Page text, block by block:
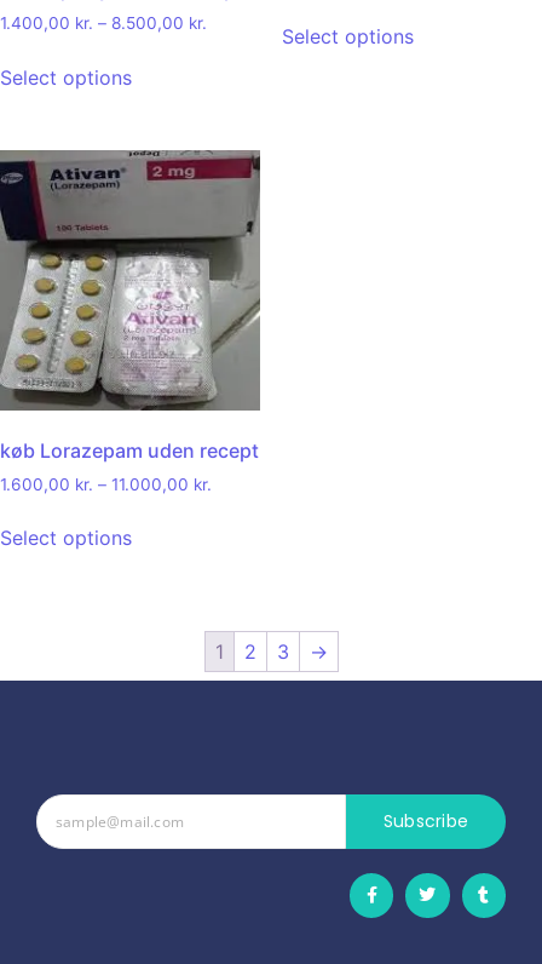
1.400,00 kr. – 8.500,00 kr.
Select options
Select options
køb Lorazepam uden recept
1.600,00 kr. – 11.000,00 kr.
Select options
1 2 3 →
Subscribe